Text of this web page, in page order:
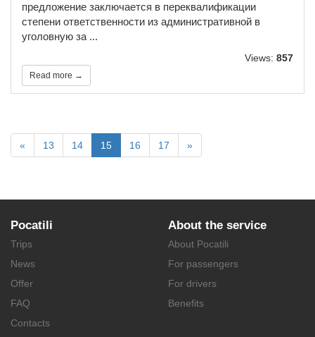
предложение заключается в переквалификации
степени ответственности из административной в
уголовную за ...
Views: 857
Read more →
« 13 14 15 16 17 »
Pocatili
Trips
News
Offer
FAQ
Contacts
About the service
About Pocatili
For passengers
For drivers
Benefits